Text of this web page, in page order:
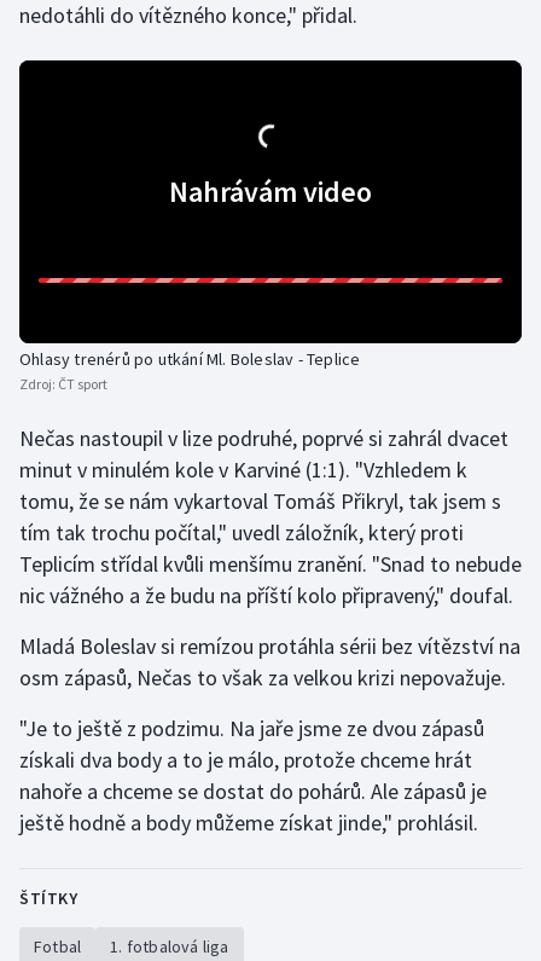
Krasobruslení
Moderní pětiboj
Parasport
Plážový volejbal
Ragby
Rychlobruslení
Rychlostní kanoistika
Sportovní střelba
Stolní tenis
Triatlon
Veslování
nedotáhli do vítězného konce," přidal.
Nahrávám video
Ohlasy trenérů po utkání Ml. Boleslav - Teplice
Zdroj: ČT sport
Nečas nastoupil v lize podruhé, poprvé si zahrál dvacet
minut v minulém kole v Karviné (1:1). "Vzhledem k
tomu, že se nám vykartoval Tomáš Přikryl, tak jsem s
tím tak trochu počítal," uvedl záložník, který proti
Teplicím střídal kvůli menšímu zranění. "Snad to nebude
nic vážného a že budu na příští kolo připravený," doufal.
Mladá Boleslav si remízou protáhla sérii bez vítězství na
osm zápasů, Nečas to však za velkou krizi nepovažuje.
"Je to ještě z podzimu. Na jaře jsme ze dvou zápasů
získali dva body a to je málo, protože chceme hrát
nahoře a chceme se dostat do pohárů. Ale zápasů je
ještě hodně a body můžeme získat jinde," prohlásil.
ŠTÍTKY
Fotbal 1. fotbalová liga